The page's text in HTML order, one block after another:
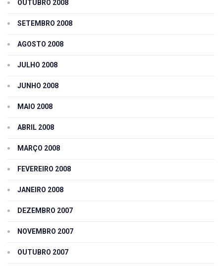
OUTUBRO 2008
SETEMBRO 2008
AGOSTO 2008
JULHO 2008
JUNHO 2008
MAIO 2008
ABRIL 2008
MARÇO 2008
FEVEREIRO 2008
JANEIRO 2008
DEZEMBRO 2007
NOVEMBRO 2007
OUTUBRO 2007